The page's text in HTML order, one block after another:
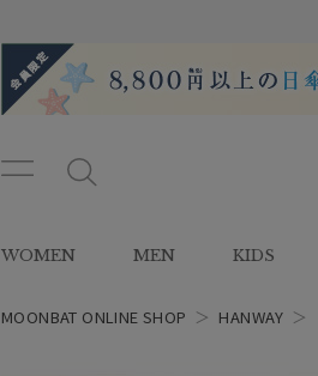
ン
ュ
ー
タ
WOMEN MEN KIDS
MOONBAT ONLINE SHOP ＞ HANWAY ＞